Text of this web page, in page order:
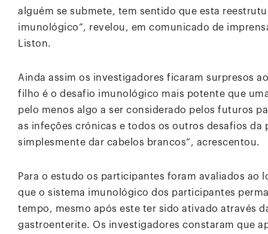
alguém se submete, tem sentido que esta
imunológico”, revelou, em comunicado de
Liston.
Ainda assim os investigadores ficaram surpresos
filho é o desafio imunológico mais potente que
pelo menos algo a ser considerado pelos futuros
as infeções crónicas e todos os outros desafios da
simplesmente dar cabelos brancos”, acrescentou.
Para o estudo os participantes foram avaliados ao
que o sistema imunológico dos participantes
tempo, mesmo após este ter sido ativado através
gastroenterite. Os investigadores constaram que